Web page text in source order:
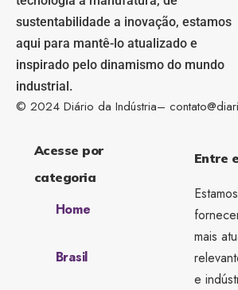
sustentabilidade a inovação, estamos
aqui para mantê-lo atualizado e
inspirado pelo dinamismo do mundo
industrial.
© 2024 Diário da Indústria–
Acesse por
categoria
Home
Brasil
Entre
mais
e